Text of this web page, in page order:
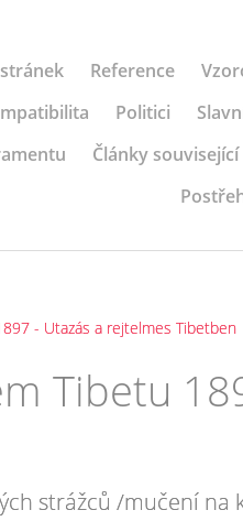
Reference
Politici
Články
- Utazás a rejtelmes Tibetben
Tibetu
strážců /mučení na